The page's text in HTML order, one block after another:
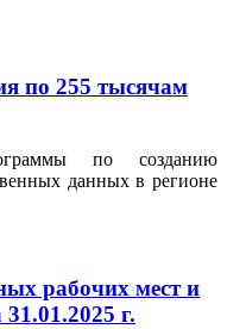
по 255 тысячам
по созданию
данных в регионе
рабочих мест и
г.